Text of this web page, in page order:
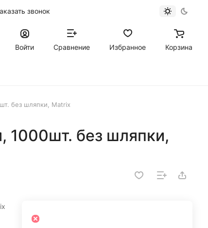
звонок
Войти
Сравнение Избранное Корзина
без шляпки, Matrix
1000шт. без шляпки,